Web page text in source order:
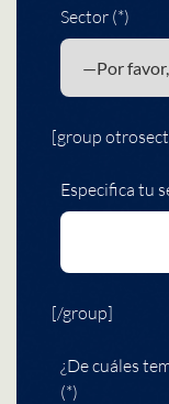
Sector (*)
[group
Especifica tu
[/group]
¿De cuáles
(*)